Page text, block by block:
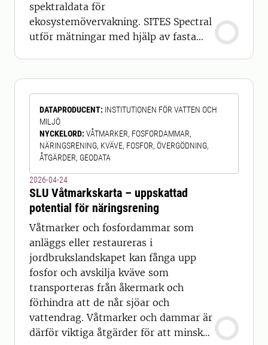
spektraldata för
ekosystemövervakning. SITES Spectral
utför mätningar med hjälp av fasta
flygfarkoster (UAV) monterade med
spektrala kameror. Multispektrala
sensorer och kameror fångar upp
säsongs- och mellanårsvariationer i
vegetationsförhållanden i de område
DATAPRODUCENT: INSTITUTIONEN FÖR VATTEN OCH
MILJÖ
NYCKELORD: VÅTMARKER, FOSFORDAMMAR,
NÄRINGSRENING, KVÄVE, FOSFOR, ÖVERGÖDNING,
ÅTGÄRDER, GEODATA
2026-04-24
SLU Våtmarkskarta – uppskattad
potential för näringsrening
Våtmarker och fosfordammar som
anläggs eller restaureras i
jordbrukslandskapet kan fånga upp
fosfor och avskilja kväve som
transporteras från åkermark och
förhindra att de når sjöar och
vattendrag. Våtmarker och dammar är
därför viktiga åtgärder för att minska